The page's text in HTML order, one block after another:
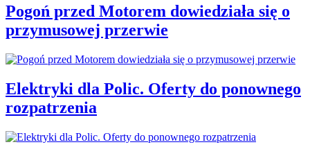
Pogoń przed Motorem dowiedziała się o
przymusowej przerwie
Elektryki dla Polic. Oferty do ponownego
rozpatrzenia